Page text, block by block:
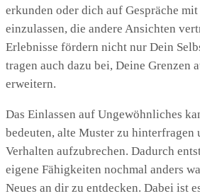
erkunden oder dich auf Gespräche
einzulassen, die andere Ansichten
Erlebnisse fördern nicht nur Dein
tragen auch dazu bei, Deine Grenzen
erweitern.
Das Einlassen auf Ungewöhnliches
bedeuten, alte Muster zu hinterfragen
Verhalten aufzubrechen. Dadurch
eigene Fähigkeiten nochmal anders
Neues an dir zu entdecken. Dabei ist